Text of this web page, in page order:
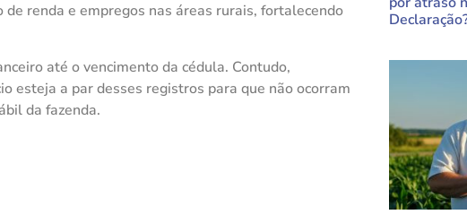
renda e empregos nas áreas rurais, fortalecendo
até o vencimento da cédula. Contudo,
esteja a par desses registros para que não ocorram
da fazenda.